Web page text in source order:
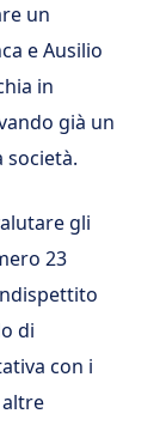
un
e Ausilio
in
già un
società.
gli
23
di
con i